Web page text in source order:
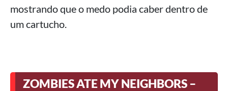
mostrando que o medo podia caber dentro de
um cartucho.
ZOMBIES ATE MY NEIGHBORS –